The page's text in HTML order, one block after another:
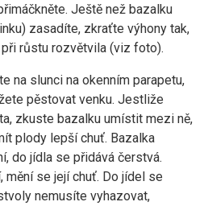
Ještě než bazalku
zasadíte, zkraťte výhony tak,
růstu rozvětvila (viz foto).
na slunci na okenním parapetu,
pěstovat venku. Jestliže
zkuste bazalku umístit mezi ně,
plody lepší chuť. Bazalka
do jídla se přidává čerstvá.
mění se její chuť. Do jídel se
nemusíte vyhazovat,